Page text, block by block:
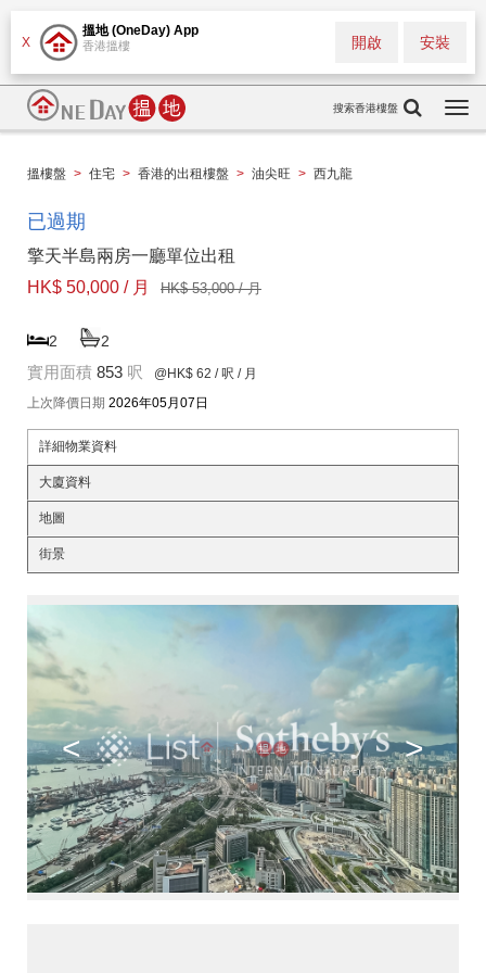
X
搵地 (OneDay) App
香港搵樓 安裝
開啟
搜索香港樓盤
搵樓盤 > 住宅 > 香港的出租樓盤 > 油尖旺 > 西九龍
已過期
擎天半島兩房一廳單位出租
HK$ 50,000 / 月
HK$ 53,000 / 月
2 2
實用面積 853 呎 @HK$ 62 / 呎 / 月
上次降價日期 2026年05月07日
詳細物業資料
大廈資料
地圖
街景
< >